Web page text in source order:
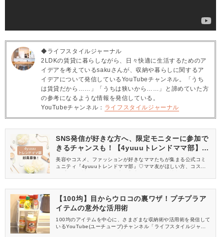
◆ライフスタイルジャーナル
2LDKの賃貸に暮らしながら、日々快適に生活するためのア
イデアを考えているsakuさんが、収納や暮らしに関するア
イデアについて発信しているYouTubeチャンネル。「うち
は賃貸だから……」「うちは狭いから……」と諦めていた方
の参考になるような情報を発信している。
YouTubeチャンネル： ライフスタイルジャーナル
SNS発信が好きな方へ、限定モニターに参加で
きるチャンスも！【4yuuuトレンドママ部】部
員募集中
美容やコスメ、ファッションが好きなママたちが集まる公式コミ
ュニティ『4yuuuトレンドママ部』♡ママ友がほしい方、コスメサ
信してくれる方を募集しています！
【100均】目からウロコの裏ワザ！プチプラア
イテムの意外な活用術
100均のアイテムを中心に、さまざまな収納術や活用術を発信して
いるYouTube(ユーチューブ)チャンネル「ライフスタイルジャー